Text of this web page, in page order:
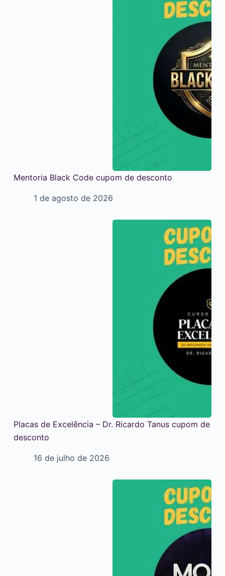
Mentoria Black Code cupom de desconto
1 de agosto de 2026
Placas de Excelência – Dr. Ricardo Tanus cupom de
desconto
16 de julho de 2026